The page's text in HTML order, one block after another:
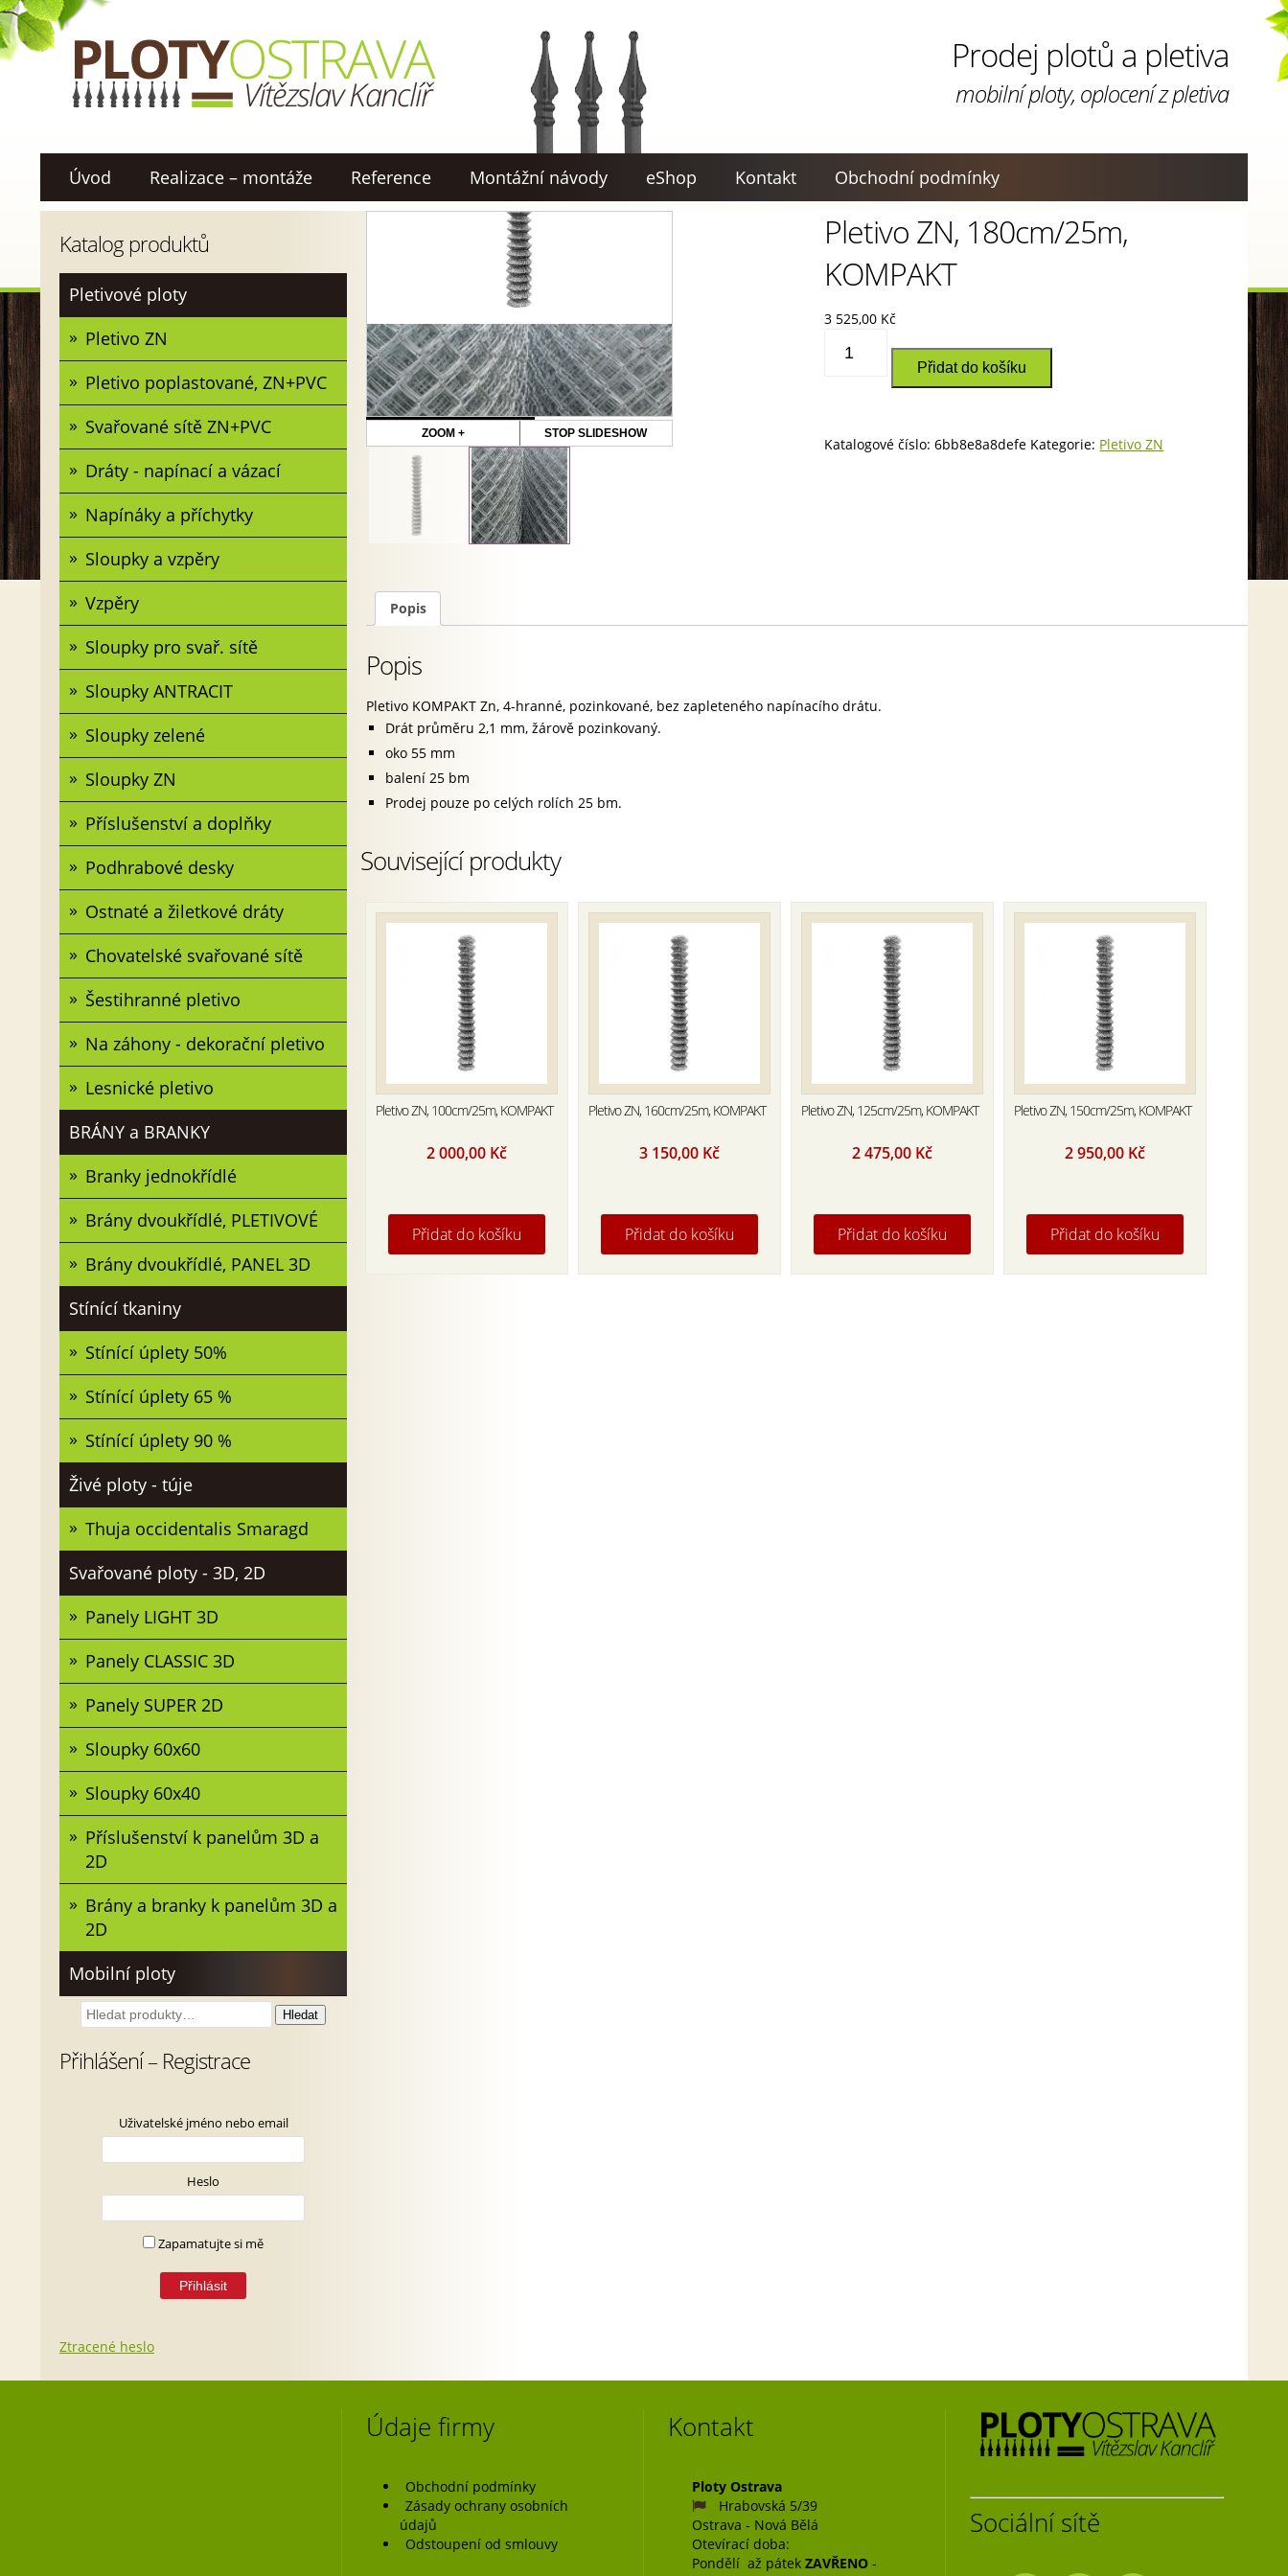
Prodej plotů a pletiva
mobilní ploty, oplocení z pletiva
Úvod Realizace – montáže Reference Montážní návody eShop Kontakt Obchodní podmínky
Katalog produktů
Pletivové ploty
Pletivo ZN
Pletivo poplastované, ZN+PVC
Svařované sítě ZN+PVC
Dráty - napínací a vázací
Napínáky a příchytky
Sloupky a vzpěry
Vzpěry
Sloupky pro svař. sítě
Sloupky ANTRACIT
Sloupky zelené
Sloupky ZN
Příslušenství a doplňky
Podhrabové desky
Ostnaté a žiletkové dráty
Chovatelské svařované sítě
Šestihranné pletivo
Na záhony - dekorační pletivo
Lesnické pletivo
BRÁNY a BRANKY
Branky jednokřídlé
Brány dvoukřídlé, PLETIVOVÉ
Brány dvoukřídlé, PANEL 3D
Stínící tkaniny
Stínící úplety 50%
Stínící úplety 65 %
Stínící úplety 90 %
Živé ploty - túje
Thuja occidentalis Smaragd
Svařované ploty - 3D, 2D
Panely LIGHT 3D
Panely CLASSIC 3D
Panely SUPER 2D
Sloupky 60x60
Sloupky 60x40
Příslušenství k panelům 3D a
2D
Brány a branky k panelům 3D a
2D
Mobilní ploty
Hledat:
Hledat
Přihlášení – Registrace
Uživatelské jméno nebo email
Heslo
Zapamatujte si mě
Ztracené heslo
ZOOM + STOP SLIDESHOW
Pletivo ZN, 180cm/25m,
KOMPAKT
3 525,00 Kč
Přidat do košíku
Katalogové číslo:6bb8e8a8defe Kategorie: Pletivo ZN
Popis
Popis
Pletivo KOMPAKT Zn, 4-hranné, pozinkované, bez zapleteného napínacího drátu.
Drát průměru 2,1 mm, žárově pozinkovaný.
oko 55 mm
balení 25 bm
Prodej pouze po celých rolích 25 bm.
Související produkty
Pletivo ZN, 100cm/25m, KOMPAKT
2 000,00 Kč
Přidat do košíku
Pletivo ZN, 160cm/25m, KOMPAKT
3 150,00 Kč
Přidat do košíku
Pletivo ZN, 125cm/25m, KOMPAKT
2 475,00 Kč
Přidat do košíku
Pletivo ZN, 150cm/25m, KOMPAKT
2 950,00 Kč
Přidat do košíku
Údaje firmy
Obchodní podmínky
Zásady ochrany osobních
údajů
Odstoupení od smlouvy
Kontakt
Ploty Ostrava
Hrabovská 5/39
Ostrava - Nová Bělá
Otevírací doba:
Pondělí až pátek ZAVŘENO -
Sociální sítě